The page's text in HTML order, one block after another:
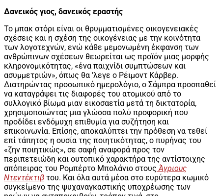
Δανεικός γιος, δανεικός εραστής
Το μπακ στόρι είναι οι θρυμματισμένες οικογενειακές
σχέσεις και η σχέση της οικογένειας με την κοινότητα
των λογοτεχνών, ενώ κάθε μεμονωμένη έκφανση των
ανθρώπινων σχέσεων θεωρείται ως προϊόν μιας μορφής
κληρονομικότητας, «ένα παιχνίδι συμπτώσεων και
ασυμμετριών», όπως θα ’λεγε ο Ρέιμοντ Κάρβερ.
Διατηρώντας προσωπικό ημερολόγιο, ο Σάμπρα προσπαθεί
να καταγράψει τις διαφορές του ατομικού από το
συλλογικό βίωμα μιαν εικοσαετία μετά τη δικτατορία,
χρησιμοποιώντας μια γλώσσα πολύ προφορική που
προδίδει ενδόμυχη επιθυμία για συζήτηση και
επικοινωνία. Επίσης, αποκαλύπτει την πρόθεση να τεθεί
επί τάπητος η ουσία της ποιητικότητας, ο πυρήνας του
«ζην ποιητικώς», σε σαφή αναφορά προς τον
περιπετειώδη και ουτοπικό χαρακτήρα της αντίστοιχης
απόπειρας του Ρομπέρτο Μπολάνιο στους Άγριους
Ντεντέκτιβ του. Και όλα αυτά μέσα στο ευρύτερα κωμικό
συγκείμενο της ψυχαναγκαστικής υποχρέωσης των